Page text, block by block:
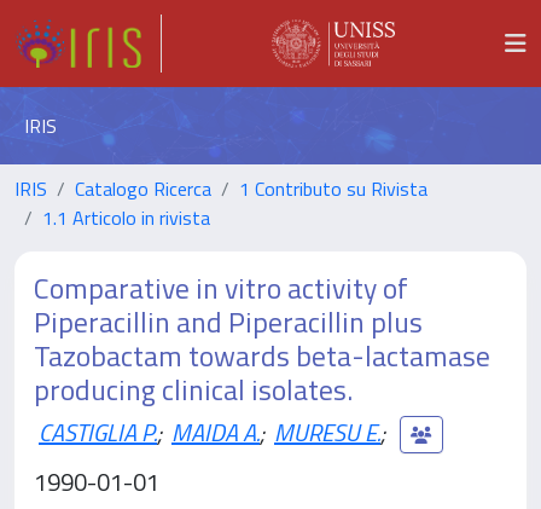
IRIS
IRIS Catalogo Ricerca
1 Contributo su Rivista
1.1 Articolo in rivista
Comparative in vitro activity of
Piperacillin and Piperacillin plus
Tazobactam towards beta-lactamase
producing clinical isolates.
CASTIGLIA P.; MAIDA A.; MURESU E.;
1990-01-01